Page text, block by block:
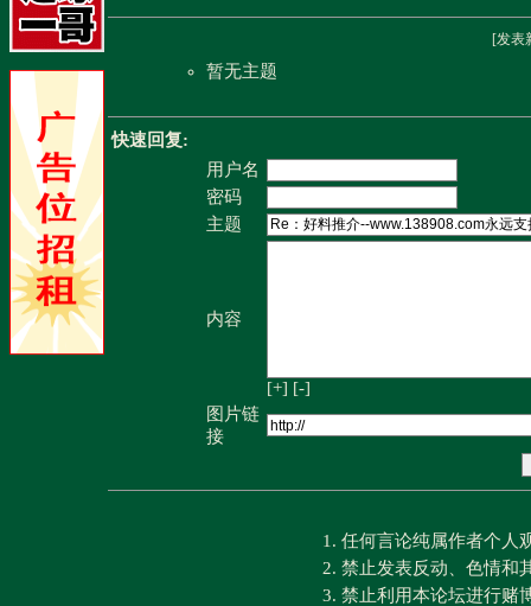
[发表
暂无主题
快速回复:
用户名
密码
主题
内容
[+] [-]
图片链
接
1. 任何言论纯属作者个人
2. 禁止发表反动、色情和
3. 禁止利用本论坛进行赌